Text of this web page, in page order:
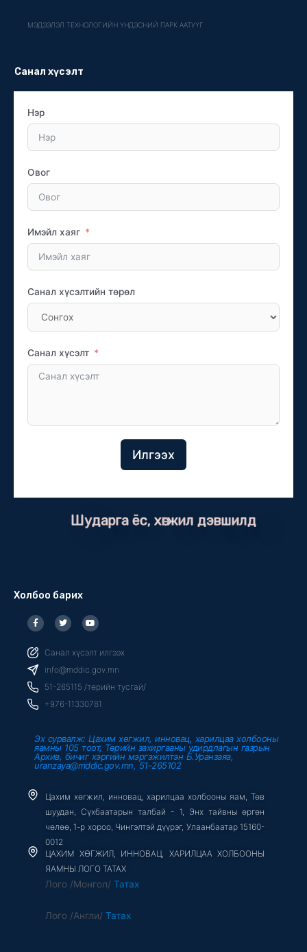
МЭДЭЭЛЭЛ ТЕХНОЛОГИЙН ҮНДЭСНИЙ ПАРК ААТУҮГ
Санал хүсэлт
Нэр
Овог
Имэйл хаяг
Санал хүсэлтийн төрөл
Санал хүсэлт
Илгээх
Шударга ёс, хөгжил дэвшилд
Холбоо барих
F
a
c
b
o
o
k
f
T
w
i
t
r
Y
o
u
u
e
Санал хүсэлт илгээх
info@mddic.gov.mn
51-265115 /төрийн тусгай/
+976-11330781
Эх сурвалж: Цахим хөгжил, инновац, харилцаа холбооны
яамны 105 тоот, Төрийн захиргааны удирдлагын газрын
Архив, бичиг хэргийн мэргэжилтэн Б.Уранзаяа,
uranzaya@mddic.gov.mn, 51-265102
Цахим хөгжил, инновац, харилцаа холбооны яам, Төв
шуудан, Сүхбаатарын талбай - 1, Энх тайвны өргөн
чөлөө, 1-р хороо, Чингэлтэй дүүрэг, Улаанбаатар 15160-
0012
ЦАХИМ ХӨГЖИЛ, ИННОВАЦ, ХАРИЛЦАА ХОЛБООНЫ
ЯАМНЫ ЛОГО ТАТАХ
Лого /Монгол/ Татах
Лого /Англи/ Татах